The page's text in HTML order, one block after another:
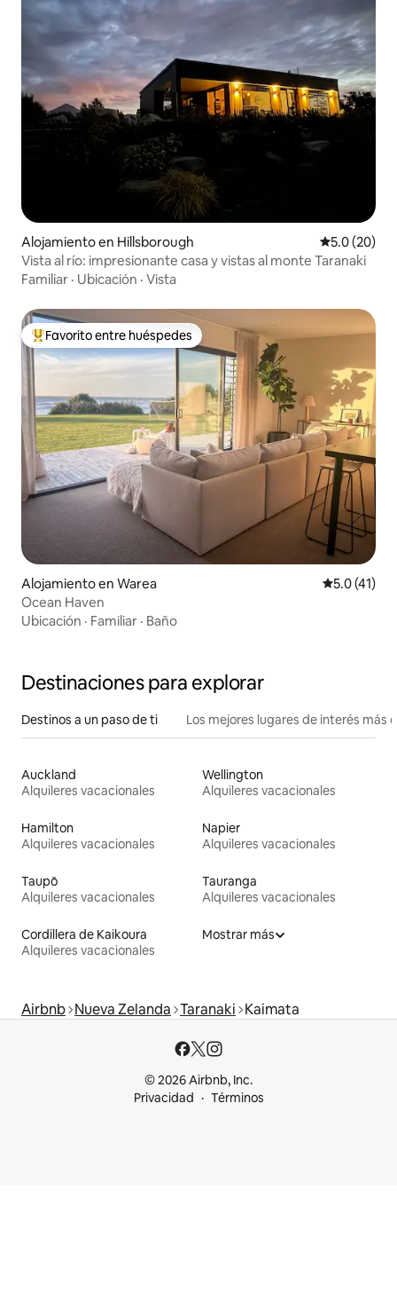
Alojamiento en Hillsborough Calificación
5.0 (20)
Vista al río: impresionante casa y vistas al monte Taranaki
Familiar · Ubicación · Vista
Favorito entre huéspedes preferido
Favorito entre huéspedes
Alojamiento en Warea Calificación
5.0 (41)
Ocean Haven
Ubicación · Familiar · Baño
Destinaciones para explorar
Destinos a un paso de ti Los mejores lugares de interés más
Auckland
Alquileres vacacionales
Wellington
Alquileres vacacionales
Hamilton
Alquileres vacacionales
Napier
Alquileres vacacionales
Taupō
Alquileres vacacionales
Tauranga
Alquileres vacacionales
Cordillera de Kaikoura
Alquileres vacacionales
Mostrar más
Airbnb Nueva Zelanda Taranaki Kaimata
© 2026 Airbnb, Inc.
Privacidad
Términos